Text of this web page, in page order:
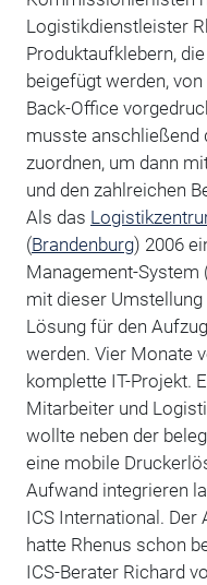
Logistikdienstleister
Produktaufklebern,
beigefügt werden,
Back-Office
musste anschließend
zuordnen, um dann
und den zahlreichen
Als das
(Brandenburg) 2006
Management-
mit dieser
Lösung für den
werden. Vier Monate
komplette IT-Projekt.
Mitarbeiter und
wollte neben der
eine mobile
Aufwand integrieren
ICS International. Der
hatte Rhenus schon
ICS-Berater Richard